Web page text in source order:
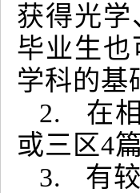
获得光
毕业生
学科的基
2. 在相
或三区4篇
3. 有较